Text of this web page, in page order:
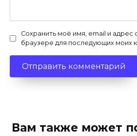
Сохранить моё имя, email и адрес
браузере для последующих моих
Вам также может